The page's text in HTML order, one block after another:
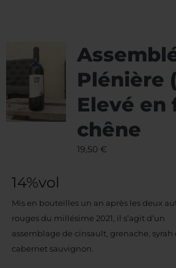
Plénière
Elevé en
chêne
19,50 €
14%vol
Mis en bouteilles un an après les deux
rouges du millésime 2021, il s’agit d’un
assemblage de cinsault, grenache, syrah
cabernet sauvignon.